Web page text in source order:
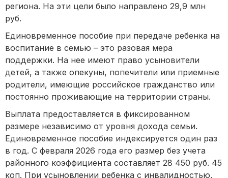
региона. На эти цели было направлено 29,9 млн
руб.
Единовременное пособие при передаче ребенка на
воспитание в семью – это разовая мера
поддержки. На нее имеют право усыновители
детей, а также опекуны, попечители или приемные
родители, имеющие российское гражданство или
постоянно проживающие на территории страны.
Выплата предоставляется в фиксированном
размере независимо от уровня дохода семьи.
Единовременное пособие индексируется один раз
в год. С февраля 2026 года его размер без учета
районного коэффициента составляет 28 450 руб. 45
коп. При усыновлении ребенка с инвалидностью,